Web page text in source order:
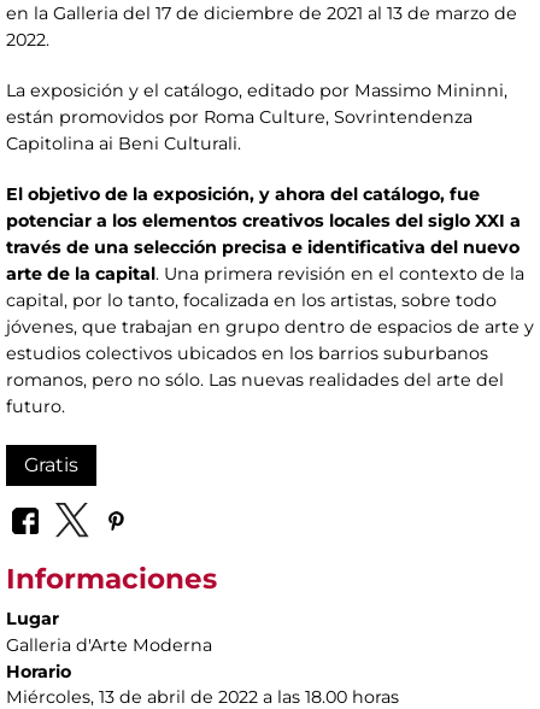
en la Galleria del 17 de diciembre de 2021 al 13 de marzo de
2022.
La exposición y el catálogo, editado por Massimo Mininni,
están promovidos por Roma Culture, Sovrintendenza
Capitolina ai Beni Culturali.
El objetivo de la exposición, y ahora del catálogo, fue
potenciar a los elementos creativos locales del siglo XXI a
través de una selección precisa e identificativa del nuevo
arte de la capital. Una primera revisión en el contexto de la
capital, por lo tanto, focalizada en los artistas, sobre todo
jóvenes, que trabajan en grupo dentro de espacios de arte y
estudios colectivos ubicados en los barrios suburbanos
romanos, pero no sólo. Las nuevas realidades del arte del
futuro.
Gratis
Informaciones
Lugar
Galleria d'Arte Moderna
Horario
Miércoles, 13 de abril de 2022 a las 18.00 horas